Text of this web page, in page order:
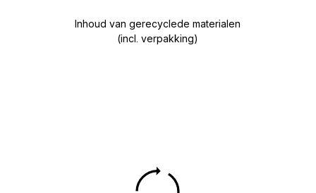
Inhoud van gerecyclede materialen
(incl. verpakking)